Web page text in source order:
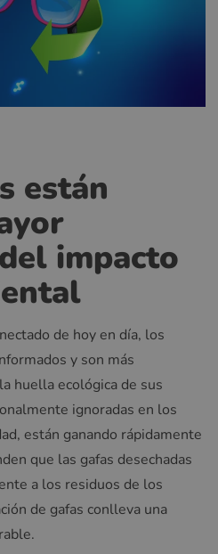
están
impacto
de hoy en día, los
y son más
huella ecológica de sus
ignoradas en los
están ganando rápidamente
que las gafas desechadas
a los residuos de los
de gafas conlleva una